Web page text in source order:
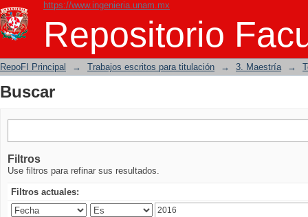
https://www.ingenieria.unam.mx
Repositorio
Buscar
RepoFI Principal → Trabajos escritos para titulación → 3. Maestría →
Buscar
Filtros
Use filtros para refinar sus resultados.
Filtros actuales: